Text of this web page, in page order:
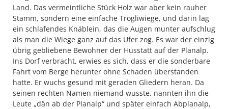
Land. Das vermeintliche Stück Holz war aber kein rauher
Stamm, sondern eine einfache Trogliwiege, und darin lag
ein schlafendes Knäblein, das die Augen munter aufschlug
als man die Wiege ganz auf das Ufer zog. Es war der einzig
übrig gebliebene Bewohner der Husstatt auf der Planalp.
Ins Dorf verbracht, erwies es sich, dass er die sonderbare
Fahrt vom Berge herunter ohne Schaden überstanden
hatte. Er wuchs gesund mit geraden Gliedern heran. Da
seinen rechten Namen niemand wusste, nannten ihn die
Leute „dän ab der Planalp“ und später einfach Abplanalp,